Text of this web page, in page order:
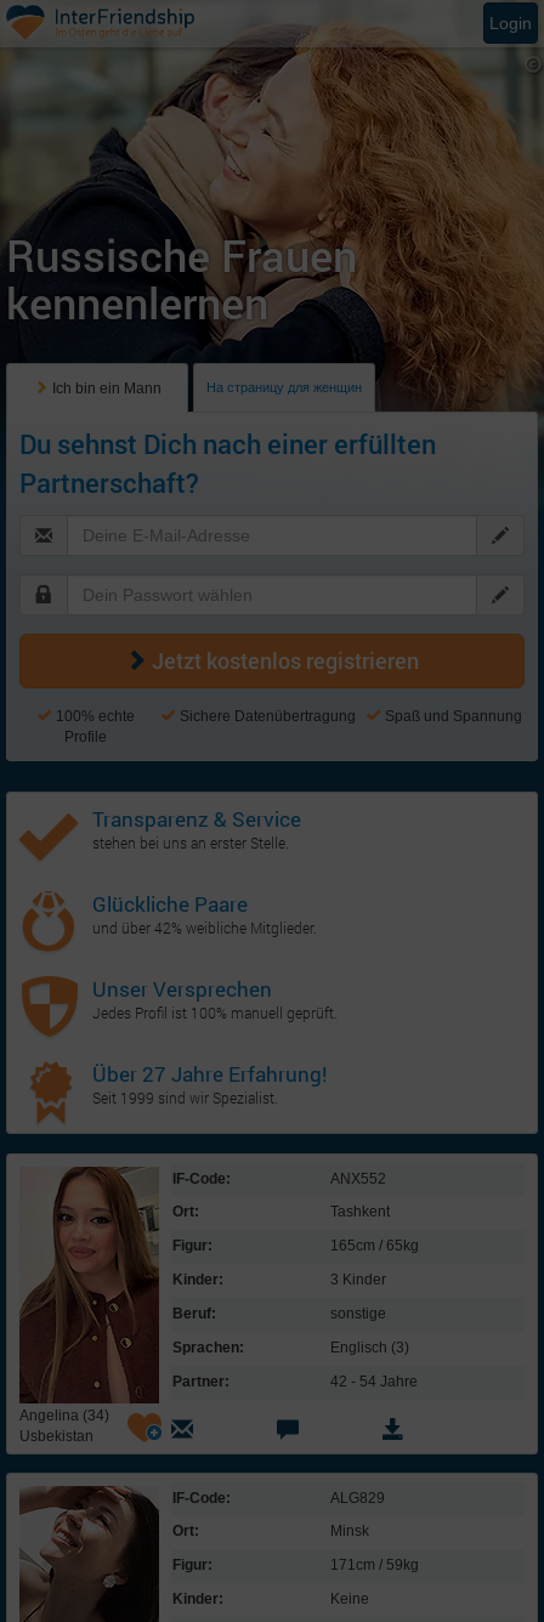
Russische Frauen
kennenlernen
Ich bin ein Mann На страницу для женщин
Du sehnst Dich nach einer erfüllten
Partnerschaft?
Jetzt kostenlos registrieren
100% echte
Profile
Sichere Datenübertragung Spaß und Spannung
Transparenz & Service
stehen bei uns an erster Stelle.
Glückliche Paare
und über 42% weibliche Mitglieder.
Unser Versprechen
Jedes Profil ist 100% manuell geprüft.
Über 27 Jahre Erfahrung!
Seit 1999 sind wir Spezialist.
Angelina (34)
Usbekistan
IF-Code:
ANX552
Ort:
Tashkent
Figur:
165cm / 65kg
Kinder:
3 Kinder
Beruf:
sonstige
Sprachen:
Englisch (3)
Partner:
42 - 54 Jahre
IF-Code:
ALG829
Ort:
Minsk
Figur:
171cm / 59kg
Kinder:
Keine
Login